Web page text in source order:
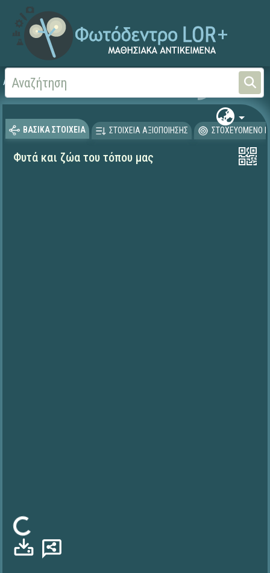
Αρχική Γεωγραφία-Γεωλογία
ΒΑΣΙΚΑ ΣΤΟΙΧΕΙΑ ΣΤΟΙΧΕΙΑ ΑΞΙΟΠΟΙΗΣΗΣ ΣΤΟΧΕΥΟΜΕΝΟ
Φυτά και ζώα του τόπου μας
Φόρτωση...